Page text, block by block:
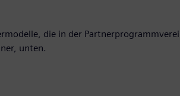
die in der
unten.